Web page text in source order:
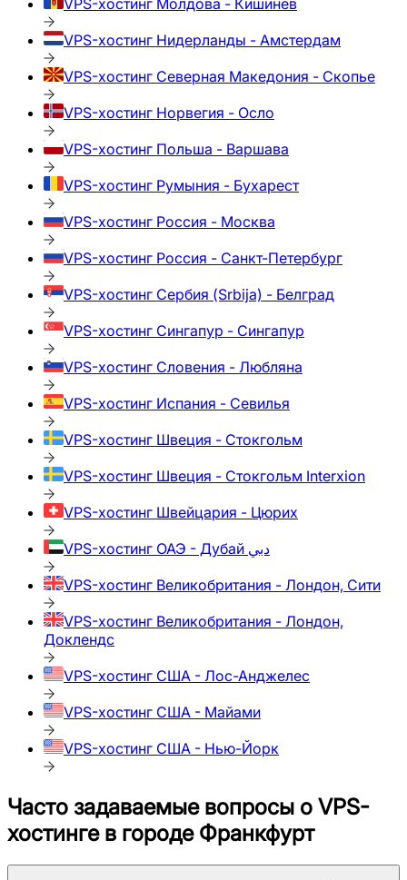
VPS-хостинг Молдова - Кишинев
VPS-хостинг Нидерланды - Амстердам
VPS-хостинг Северная Македония - Скопье
VPS-хостинг Норвегия - Осло
VPS-хостинг Польша - Варшава
VPS-хостинг Румыния - Бухарест
VPS-хостинг Россия - Москва
VPS-хостинг Россия - Санкт-Петербург
VPS-хостинг Сербия (Srbija) - Белград
VPS-хостинг Сингапур - Сингапур
VPS-хостинг Словения - Любляна
VPS-хостинг Испания - Севилья
VPS-хостинг Швеция - Стокгольм
VPS-хостинг Швеция - Стокгольм Interxion
VPS-хостинг Швейцария - Цюрих
VPS-хостинг
ОАЭ - Дубай دبي
VPS-хостинг Великобритания - Лондон, Сити
VPS-хостинг Великобритания - Лондон,
Доклендс
VPS-хостинг США - Лос-Анджелес
VPS-хостинг США - Майами
VPS-хостинг США - Нью-Йорк
Часто задаваемые вопросы о VPS-
хостинге в городе Франкфурт